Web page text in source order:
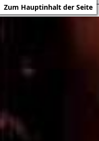
Zum Hauptinhalt der Seite